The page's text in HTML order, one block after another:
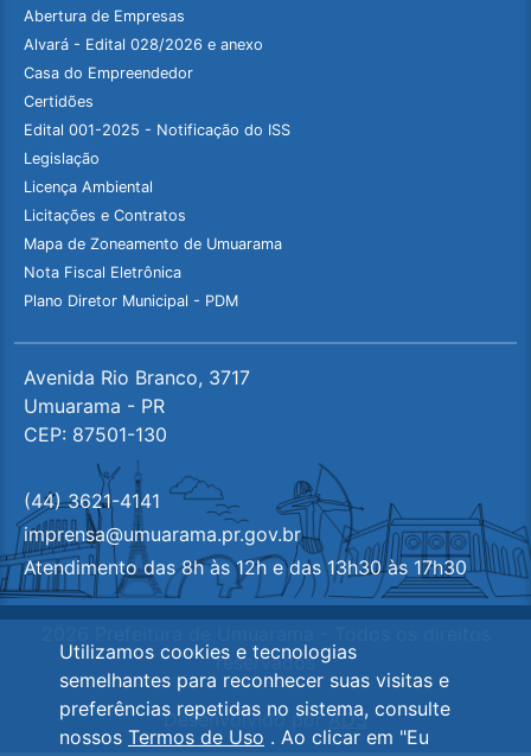
Abertura de Empresas
Alvará - Edital 028/2026 e anexo
Casa do Empreendedor
Certidões
Edital 001-2025 - Notificação do ISS
Legislação
Licença Ambiental
Licitações e Contratos
Mapa de Zoneamento de Umuarama
Nota Fiscal Eletrônica
Plano Diretor Municipal - PDM
Avenida Rio Branco, 3717
Umuarama - PR
CEP: 87501-130
(44) 3621-4141
imprensa@umuarama.pr.gov.br
Atendimento das 8h às 12h e das 13h30 às 17h30
reservados
Desenvolvido porADS
Utilizamos cookies e tecnologias
semelhantes para reconhecer suas visitas e
preferências repetidas no sistema, consulte
nossos Termos de Uso . Ao clicar em "Eu